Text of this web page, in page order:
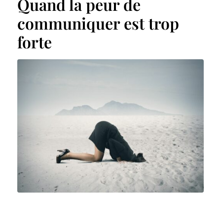
communiquer est trop
forte